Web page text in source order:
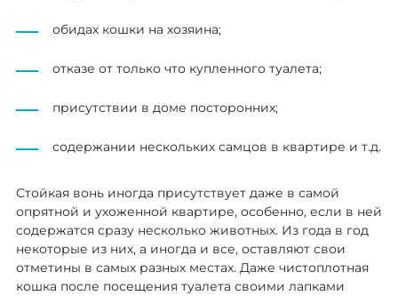
обидах кошки на хозяина;
отказе от только что купленного туалета;
присутствии в доме посторонних;
содержании нескольких самцов в квартире и т.д.
Стойкая вонь иногда присутствует даже в самой
опрятной и ухоженной квартире, особенно, если в ней
содержатся сразу несколько животных. Из года в год
некоторые из них, а иногда и все, оставляют свои
отметины в самых разных местах. Даже чистоплотная
кошка после посещения туалета своими лапками